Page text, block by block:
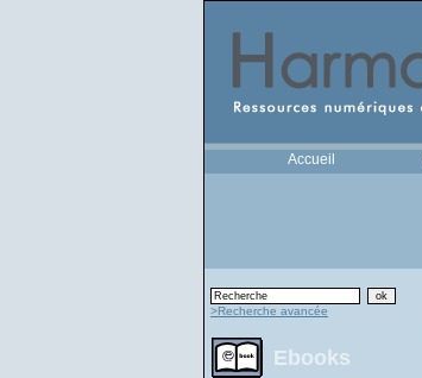
Accueil
>Recherche avancée
Ebooks